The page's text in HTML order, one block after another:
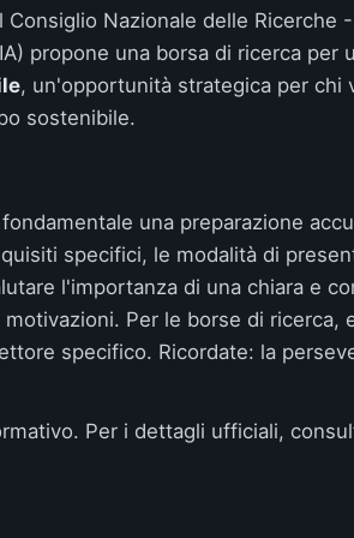
Consiglio Nazionale delle Ricerche
propone una borsa di ricerca per
, un'opportunità strategica per chi
sostenibile.
una preparazione
specifici, le modalità di
l'importanza di una chiara e
Per le borse di ricerca,
specifico. Ricordate: la
Per i dettagli ufficiali,